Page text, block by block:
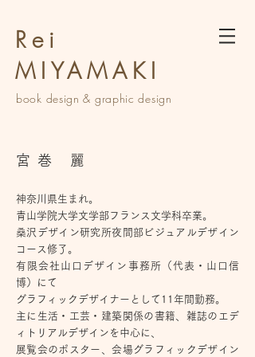
Rei
MIYAMAKI
book design & graphic design
宮巻 麗
神奈川県生まれ。
青山学院大学文学部フランス文学科卒業。
桑沢デザイン研究所夜間部ビジュアルデザイン
コース修了。
有限会社山口デザイン事務所（代表・山口信
博）にて
グラフィックデザイナーとして11年間勤務。
主に生活・工芸・建築関係の書籍、雑誌のエデ
ィトリアルデザインを中心に、
展覧会のポスター、会場グラフィックデザイン